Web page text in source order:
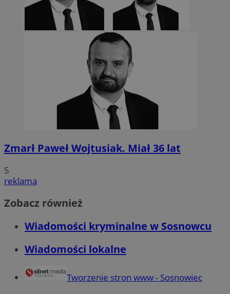
Zmarł Paweł Wojtusiak. Miał 36 lat
5
reklama
Zobacz również
Wiadomości kryminalne w Sosnowcu
Wiadomości lokalne
Tworzenie stron www - Sosnowiec